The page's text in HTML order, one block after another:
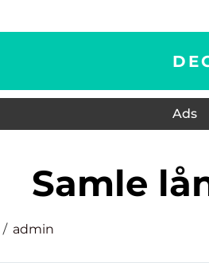
Ads
samle
admin